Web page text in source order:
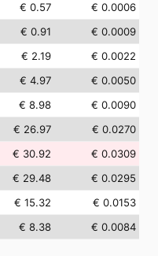
€ 0.57
€ 0.0006
€ 0.91
€ 0.0009
€ 2.19
€ 0.0022
€ 4.97
€ 0.0050
€ 8.98
€ 0.0090
€ 26.97
€ 0.0270
€ 30.92
€ 0.0309
€ 29.48
€ 0.0295
€ 15.32
€ 0.0153
€ 8.38 € 0.0084